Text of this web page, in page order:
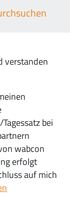
verstanden
bei
wabcon
erfolgt
auf mich